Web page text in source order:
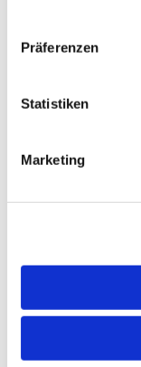
Präferenzen
Statistiken
Marketing
Der Treff "nur"